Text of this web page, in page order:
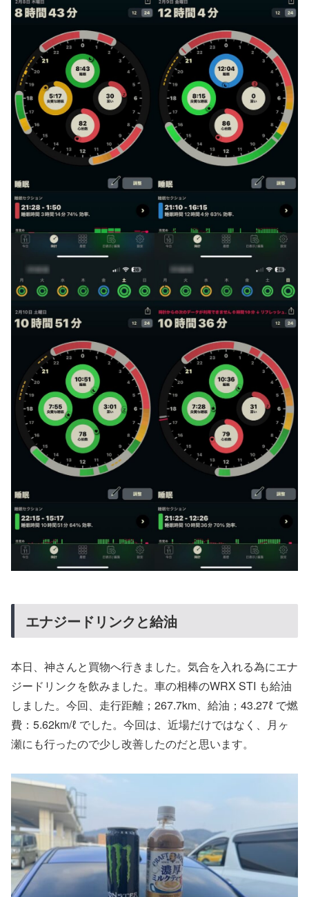
エナジードリンクと給油
本日、神さんと買物へ行きました。気合を入れる為にエナ
ジードリンクを飲みました。車の相棒のWRX STI も給油
しました。今回、走行距離；267.7km、給油；43.27ℓ で燃
費：5.62km/ℓ でした。今回は、近場だけではなく、月ヶ
瀬にも行ったので少し改善したのだと思います。